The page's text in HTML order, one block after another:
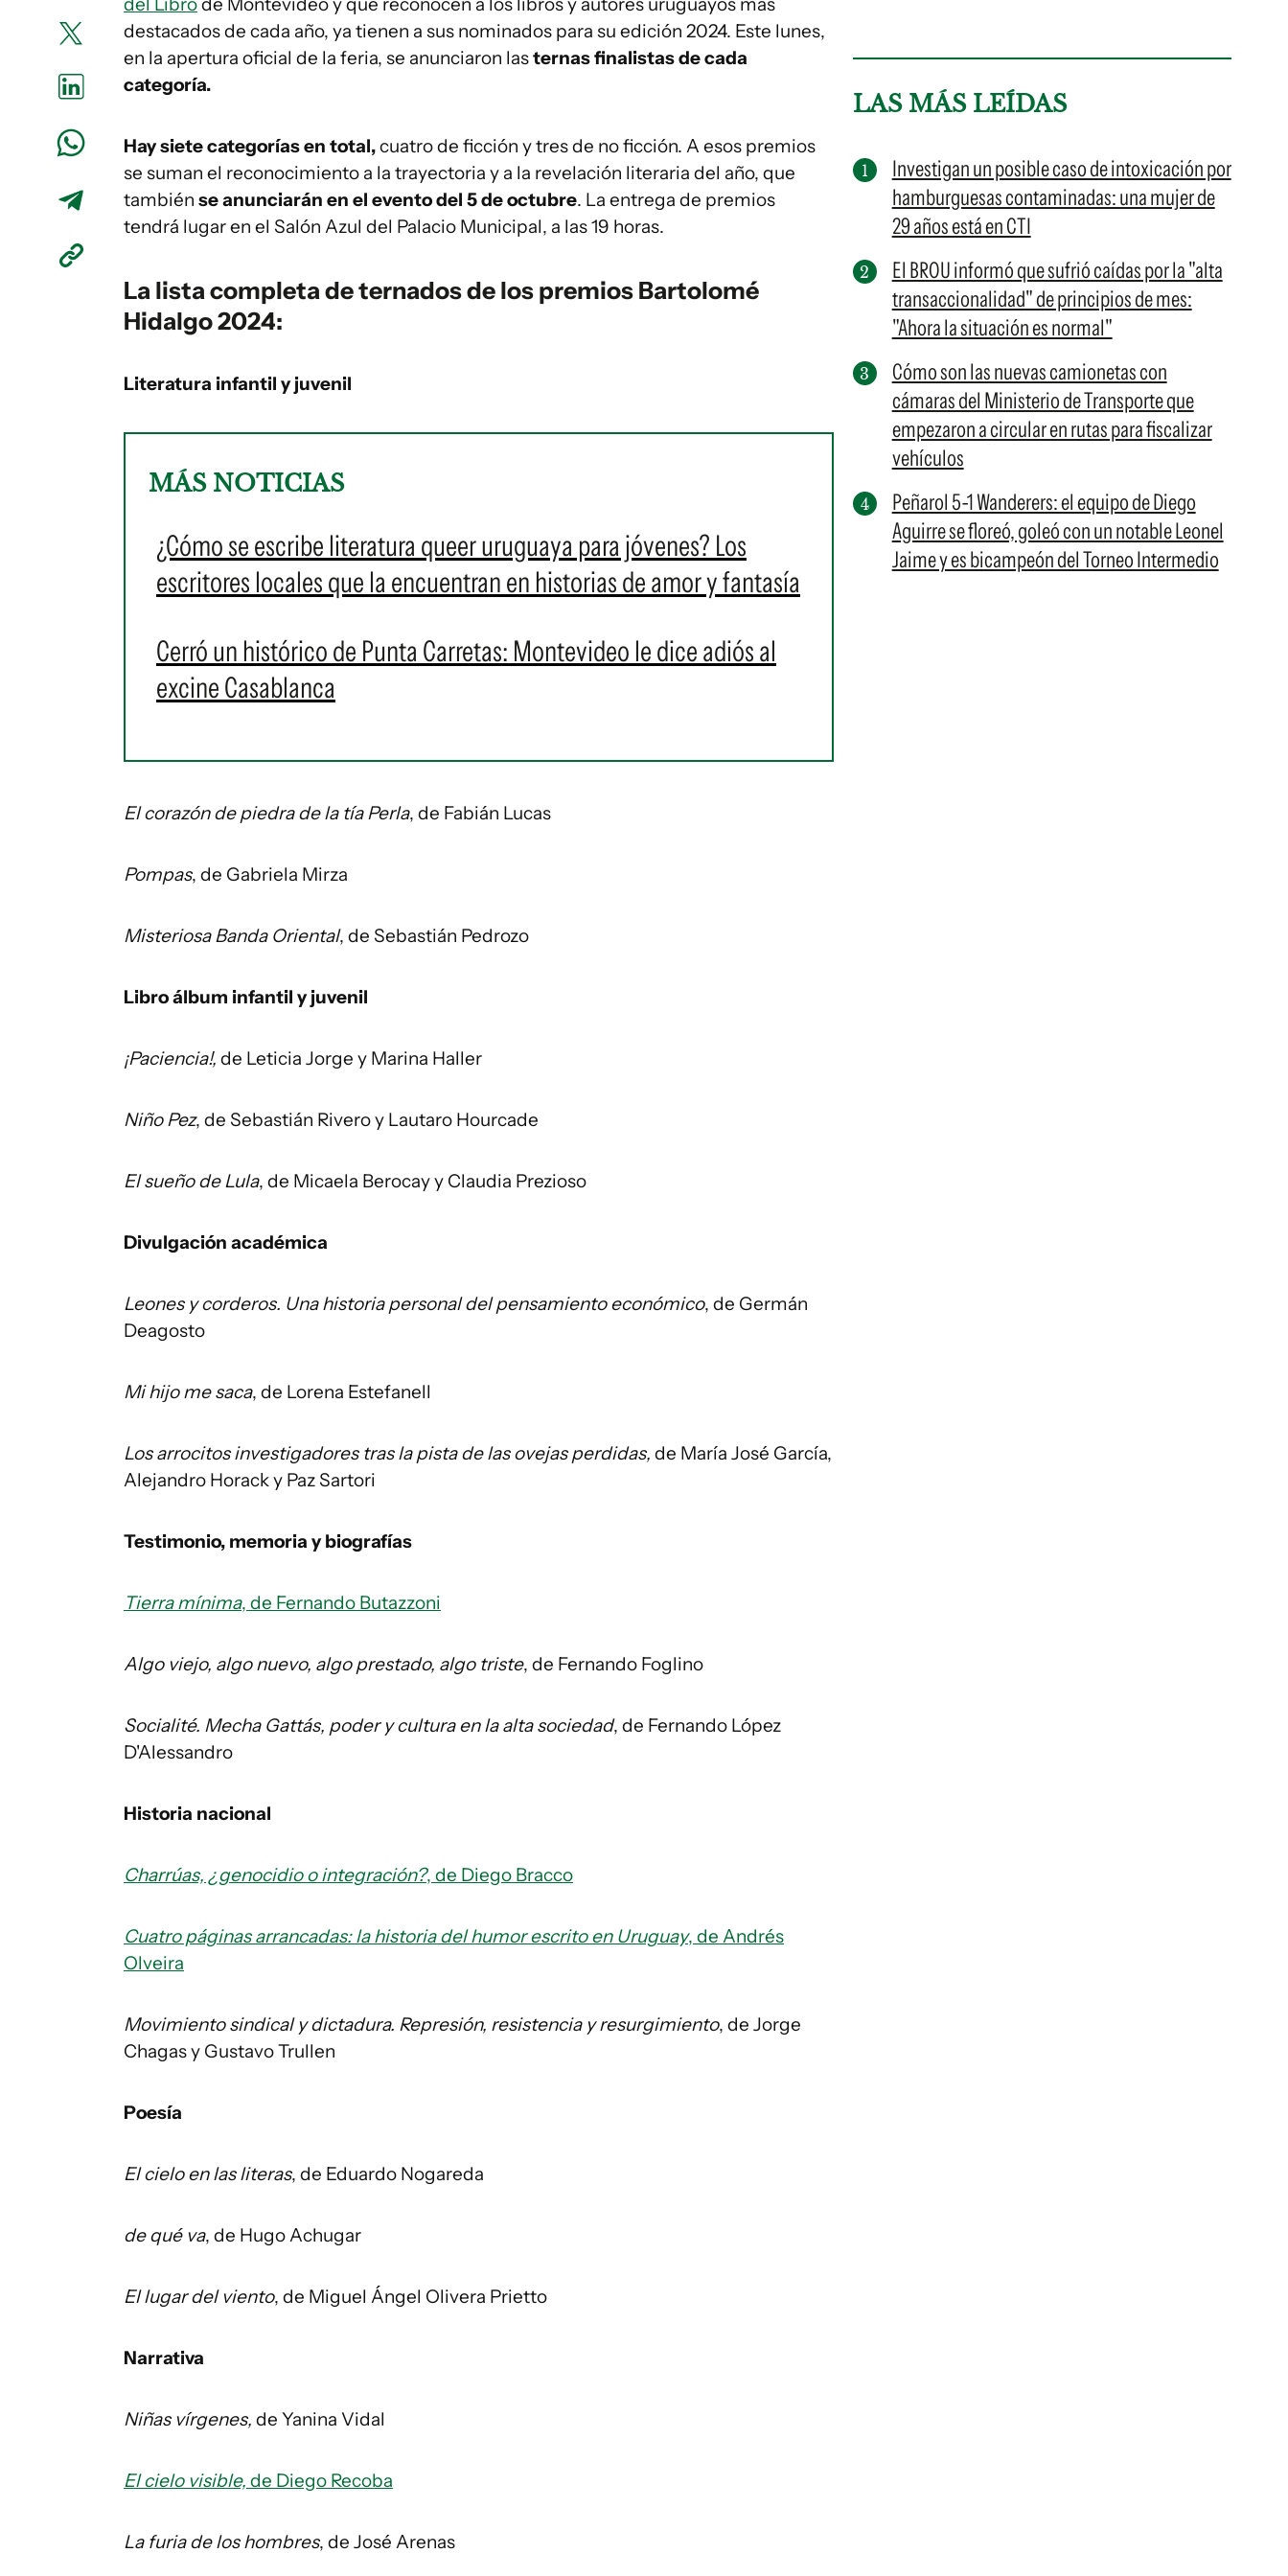
destacados de cada año, ya tienen a sus nominados para su edición 2024. Este lunes,
en la apertura oficial de la feria, se anunciaron lasternas finalistas de cada
categoría.
Hay siete categorías en total,cuatro de ficción y tres de no ficción. A esos premios
se suman el reconocimiento a la trayectoria y a la revelación literaria del año, que
también se anunciarán en el evento del 5 de octubre. La entrega de premios
tendrá lugar en el Salón Azul del Palacio Municipal, a las 19 horas.
La lista completa de ternados de los premios Bartolomé
Hidalgo 2024:
Literatura infantil y juvenil
MÁS NOTICIAS
¿Cómo se escribe literatura queer uruguaya para jóvenes? Los
escritores locales que la encuentran en historias de amor y fantasía
Cerró un histórico de Punta Carretas: Montevideo le dice adiós al
excine Casablanca
El corazón de piedra de la tía Perla, de Fabián Lucas
Pompas, de Gabriela Mirza
Misteriosa Banda Oriental, de Sebastián Pedrozo
Libro álbum infantil y juvenil
¡Paciencia!, de Leticia Jorge y Marina Haller
Niño Pez, de Sebastián Rivero y Lautaro Hourcade
El sueño de Lula, de Micaela Berocay y Claudia Prezioso
Divulgación académica
Leones y corderos. Una historia personal del pensamiento económico, de Germán
Deagosto
Mi hijo me saca, de Lorena Estefanell
Los arrocitos investigadores tras la pista de las ovejas perdidas, de María José García,
Alejandro Horack y Paz Sartori
Testimonio, memoria y biografías
Tierra mínima, de Fernando Butazzoni
Algo viejo, algo nuevo, algo prestado, algo triste, de Fernando Foglino
Socialité. Mecha Gattás, poder y cultura en la alta sociedad, de Fernando López
D'Alessandro
Historia nacional
Charrúas, ¿genocidio o integración?, de Diego Bracco
Cuatro páginas arrancadas: la historia del humor escrito en Uruguay, de Andrés
Olveira
Movimiento sindical y dictadura. Represión, resistencia y resurgimiento, de Jorge
Chagas y Gustavo Trullen
Poesía
El cielo en las literas, de Eduardo Nogareda
de qué va, de Hugo Achugar
El lugar del viento, de Miguel Ángel Olivera Prietto
Narrativa
Niñas vírgenes, de Yanina Vidal
El cielo visible, de Diego Recoba
La furia de los hombres, de José Arenas
LAS MÁS LEÍDAS
Investigan un posible caso de intoxicación por
hamburguesas contaminadas: una mujer de
29 años está en CTI
El BROU informó que sufrió caídas por la "alta
transaccionalidad" de principios de mes:
"Ahora la situación es normal"
Cómo son las nuevas camionetas con
cámaras del Ministerio de Transporte que
empezaron a circular en rutas para fiscalizar
vehículos
Peñarol 5-1 Wanderers: el equipo de Diego
Aguirre se floreó, goleó con un notable Leonel
Jaime y es bicampeón del Torneo Intermedio